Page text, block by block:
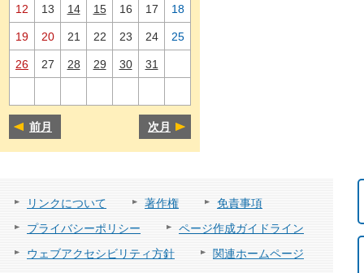
12 13 14 15 16 17 18
19 20 21 22 23 24 25
26 27 28 29 30 31
前月 次月
リンクについて 著作権
免責事項
プライバシーポリシー
ページ作成ガイドライン
ウェブアクセシビリティ方針
関連ホームページ